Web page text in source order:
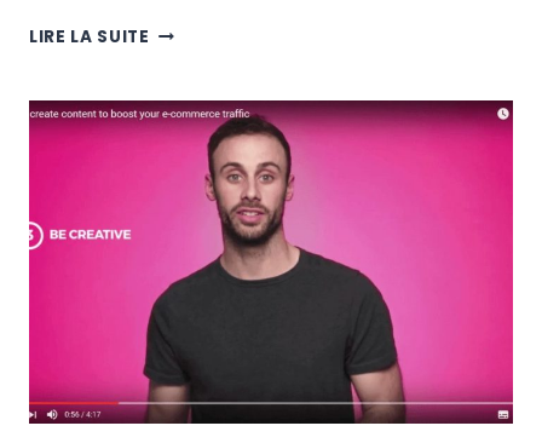
LIRE LA SUITE ENJEUX
DU
E-
COMMERCE
FRANCE